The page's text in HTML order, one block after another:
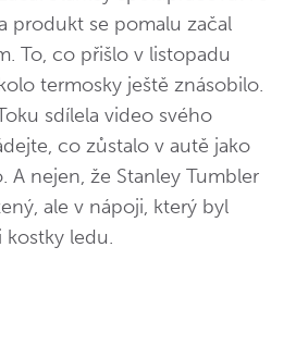
produkt se pomalu začal
To, co přišlo v listopadu
termosky ještě znásobilo.
sdílela video svého
co zůstalo v autě jako
A nejen, že Stanley Tumbler
ale v nápoji, který byl
kostky ledu.